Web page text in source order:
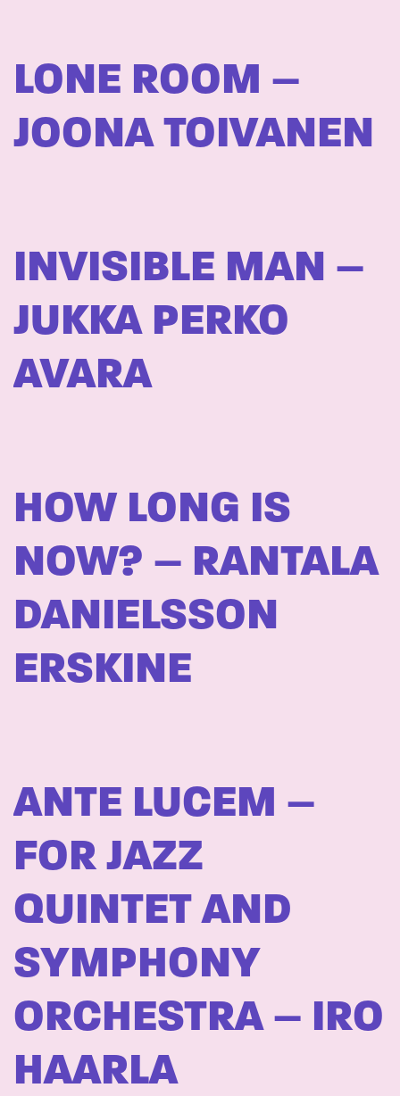
LONE ROOM –
JOONA TOIVANEN
INVISIBLE MAN –
JUKKA PERKO
AVARA
HOW LONG IS
NOW? – RANTALA
DANIELSSON
ERSKINE
ANTE LUCEM –
FOR JAZZ
QUINTET AND
SYMPHONY
ORCHESTRA – IRO
HAARLA